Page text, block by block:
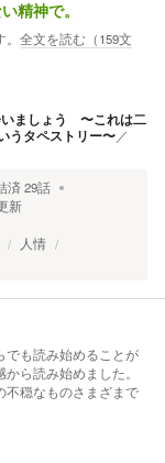
精神で。
全文を読む（159文
いましょう 〜これは二
うタペストリー〜／
済29話
新
人情
でも読み始めることが
ら読み始めました。
穏なものさまざまで